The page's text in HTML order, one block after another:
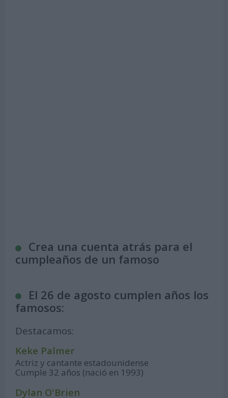
Crea una cuenta atrás para el
cumpleaños de un famoso
El 26 de agosto cumplen años los
famosos:
Destacamos:
Keke Palmer
Actriz y cantante estadounidense
Cumple 32 años (nació en 1993)
Dylan O'Brien